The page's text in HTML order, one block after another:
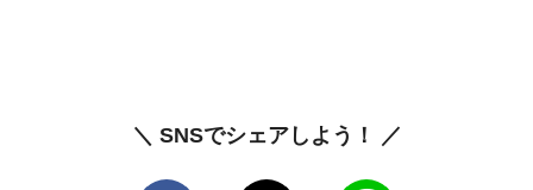
＼ SNSでシェアしよう！ ／